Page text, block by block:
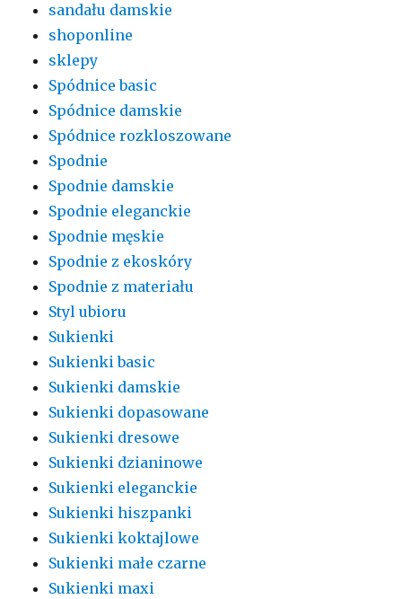
sandału damskie
shoponline
sklepy
Spódnice basic
Spódnice damskie
Spódnice rozkloszowane
Spodnie
Spodnie damskie
Spodnie eleganckie
Spodnie męskie
Spodnie z ekoskóry
Spodnie z materiału
Styl ubioru
Sukienki
Sukienki basic
Sukienki damskie
Sukienki dopasowane
Sukienki dresowe
Sukienki dzianinowe
Sukienki eleganckie
Sukienki hiszpanki
Sukienki koktajlowe
Sukienki małe czarne
Sukienki maxi